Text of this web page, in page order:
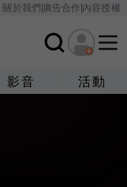
關於我們廣告合作內容授權
影音 活動